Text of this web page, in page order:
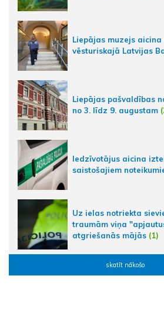
Liepājas muzejs
vēsturiskajā Latvijas
Liepājas pašvaldības
no 3. līdz 9. augustam
Iedzīvotājus aicina
saistošajiem
Uz ielas notriekta
traumām viņa
atgriešanās mājās (1)
skatīt nākošo